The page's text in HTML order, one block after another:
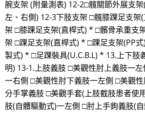
腕支架 (附量測表) 12-2□髖關節外展支
左、右側) 12-3下肢支架 □髖膝踝足支架
架 □膝踝足支架(直桿式) * □髕骨承重支
架 □踝足支架(直桿式) * □踝足支架(PP
製式) * □足踝裝具(U.C.B.L) * 13.上下肢
明) 13-1.上肢義肢 □美觀性肘上義肢一
一右側 □美觀性肘下義肢一左側 □美觀
分手掌義肢 □美觀手套(上肢截肢患者使
肢(自體驅動式)一左側 □肘上手鉤義肢(